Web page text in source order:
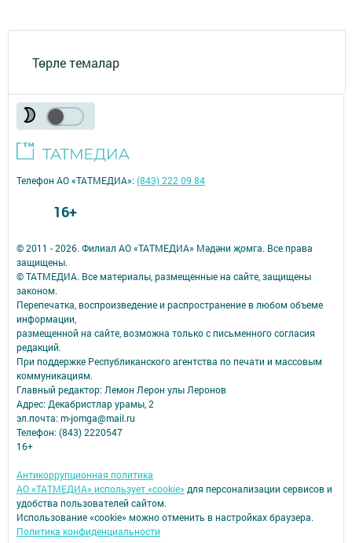
Төрле темалар
© 2011 - 2026. Филиал АО «ТАТМЕДИА» Мәдәни җомга. Все права
защищены.
© ТАТМЕДИА. Все материалы, размещенные на сайте, защищены
законом.
Перепечатка, воспроизведение и распространение в любом объеме
информации,
размещенной на сайте, возможна только с письменного согласия
редакций.
При поддержке Республиканского агентства по печати и массовым
коммуникациям.
Главный редактор: Лемон Лерон улы Леронов
Адрес: Декабристлар урамы, 2
эл.почта: m-jomga@mail.ru
Телефон: (843) 2220547
16+
Антикоррупционная политика
АО «ТАТМЕДИА» использует «cookie»для персонализации сервисов и
удобства пользователей сайтом.
Использование «cookie» можно отменить в настройках браузера.
Политика конфиденциальности
Телефон АО «ТАТМЕДИА»:(843) 222 09 84
16+